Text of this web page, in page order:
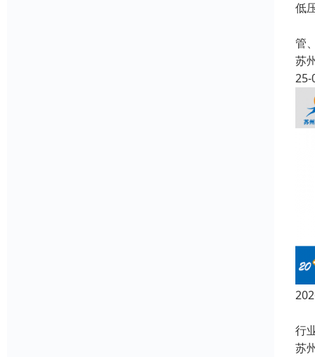
低
管
苏
25-
行
苏